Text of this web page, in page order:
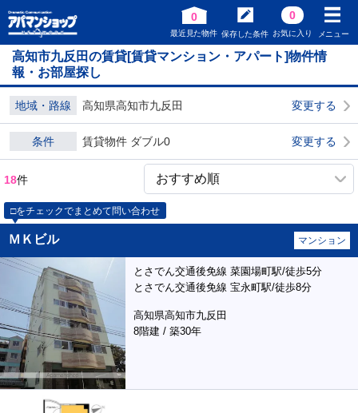
0
最近見た物件 保存した条件
0
お気に入り メニュー
高知市九反田の賃貸[賃貸マンション・アパート]物件情
報・お部屋探し
地域・路線 高知県高知市九反田 変更する
条件 賃貸物件 ダブル0 変更する
18件
□をチェックでまとめて問い合わせ
ＭＫビル マンション
とさでん交通後免線 菜園場町駅/徒歩5分
とさでん交通後免線 宝永町駅/徒歩8分
高知県高知市九反田
8階建 / 築30年